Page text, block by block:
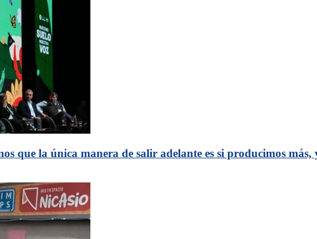
que la única manera de salir adelante es si producimos más,